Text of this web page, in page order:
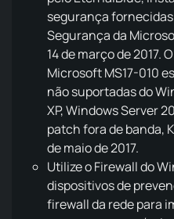
segurança
Segurança da
14 de março de 2017.
Microsoft MS17-010
não suportadas do
XP, Windows Server
patch fora de banda,
de maio de 2017.
Utilize o Firewall do
dispositivos de
firewall da rede para